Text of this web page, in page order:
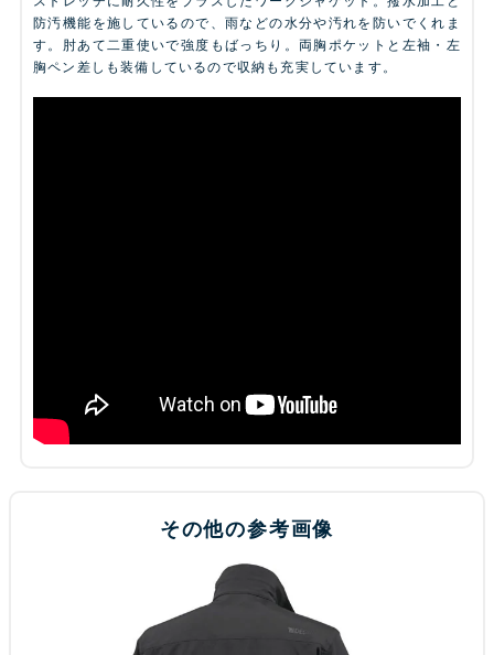
防汚機能を施しているので、雨などの水分や汚れを防いでくれま
す。肘あて二重使いで強度もばっちり。両胸ポケットと左袖・左
胸ペン差しも装備しているので収納も充実しています。
その他の参考画像